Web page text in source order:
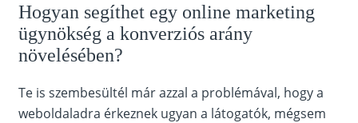
Hogyan segíthet egy online marketing
ügynökség a konverziós arány
növelésében?
Te is szembesültél már azzal a problémával, hogy a
weboldaladra érkeznek ugyan a látogatók, mégsem